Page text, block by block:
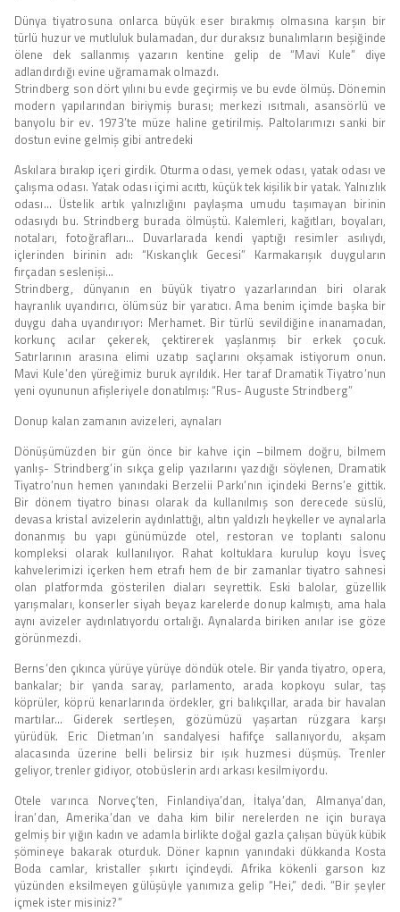
Dünya tiyatrosuna onlarca büyük eser bırakmış olmasına karşın bir
türlü huzur ve mutluluk bulamadan, dur duraksız bunalımların beşiğinde
ölene dek sallanmış yazarın kentine gelip de “Mavi Kule” diye
adlandırdığı evine uğramamak olmazdı.
Strindberg son dört yılını bu evde geçirmiş ve bu evde ölmüş. Dönemin
modern yapılarından biriymiş burası; merkezi ısıtmalı, asansörlü ve
banyolu bir ev. 1973’te müze haline getirilmiş. Paltolarımızı sanki bir
dostun evine gelmiş gibi antredeki
Askılara bırakıp içeri girdik. Oturma odası, yemek odası, yatak odası ve
çalışma odası. Yatak odası içimi acıttı, küçük tek kişilik bir yatak. Yalnızlık
odası… Üstelik artık yalnızlığını paylaşma umudu taşımayan birinin
odasıydı bu. Strindberg burada ölmüştü. Kalemleri, kağıtları, boyaları,
notaları, fotoğrafları… Duvarlarada kendi yaptığı resimler asılıydı,
içlerinden birinin adı: “Kıskançlık Gecesi” Karmakarışık duyguların
fırçadan seslenişi…
Strindberg, dünyanın en büyük tiyatro yazarlarından biri olarak
hayranlık uyandırıcı, ölümsüz bir yaratıcı. Ama benim içimde başka bir
duygu daha uyandırıyor: Merhamet. Bir türlü sevildiğine inanamadan,
korkunç acılar çekerek, çektirerek yaşlanmış bir erkek çocuk.
Satırlarının arasına elimi uzatıp saçlarını okşamak istiyorum onun.
Mavi Kule’den yüreğimiz buruk ayrıldık. Her taraf Dramatik Tiyatro’nun
yeni oyununun afişleriyele donatılmış: “Rus- Auguste Strindberg”
Donup kalan zamanın avizeleri, aynaları
Dönüşümüzden bir gün önce bir kahve için –bilmem doğru, bilmem
yanlış- Strindberg’in sıkça gelip yazılarını yazdığı söylenen, Dramatik
Tiyatro’nun hemen yanındaki Berzelii Parkı’nın içindeki Berns’e gittik.
Bir dönem tiyatro binası olarak da kullanılmış son derecede süslü,
devasa kristal avizelerin aydınlattığı, altın yaldızlı heykeller ve aynalarla
donanmış bu yapı günümüzde otel, restoran ve toplantı salonu
kompleksi olarak kullanılıyor. Rahat koltuklara kurulup koyu İsveç
kahvelerimizi içerken hem etrafı hem de bir zamanlar tiyatro sahnesi
olan platformda gösterilen diaları seyrettik. Eski balolar, güzellik
yarışmaları, konserler siyah beyaz karelerde donup kalmıştı, ama hala
aynı avizeler aydınlatıyordu ortalığı. Aynalarda biriken anılar ise göze
görünmezdi.
Berns’den çıkınca yürüye yürüye döndük otele. Bir yanda tiyatro, opera,
bankalar; bir yanda saray, parlamento, arada kopkoyu sular, taş
köprüler, köprü kenarlarında ördekler, gri balıkçıllar, arada bir havalan
martılar… Giderek sertleşen, gözümüzü yaşartan rüzgara karşı
yürüdük. Eric Dietman’ın sandalyesi hafifçe sallanıyordu, akşam
alacasında üzerine belli belirsiz bir ışık huzmesi düşmüş. Trenler
geliyor, trenler gidiyor, otobüslerin ardı arkası kesilmiyordu.
Otele varınca Norveç’ten, Finlandiya’dan, İtalya’dan, Almanya’dan,
İran’dan, Amerika’dan ve daha kim bilir nerelerden ne için buraya
gelmiş bir yığın kadın ve adamla birlikte doğal gazla çalışan büyük kübik
şömineye bakarak oturduk. Döner kapnın yanındaki dükkanda Kosta
Boda camlar, kristaller şıkırtı içindeydi. Afrika kökenli garson kız
yüzünden eksilmeyen gülüşüyle yanımıza gelip “Hei,” dedi. “Bir şeyler
içmek ister misiniz?”